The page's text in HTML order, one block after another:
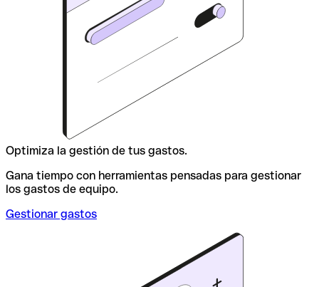
Optimiza la gestión de tus gastos.
Gana tiempo con herramientas pensadas para gestionar
los gastos de equipo.
Gestionar gastos